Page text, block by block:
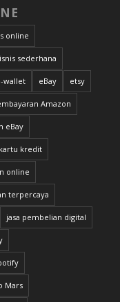
online
sederhana
wallet eBay etsy
Amazon
eBay
kredit
online
terpercaya
jasa pembelian digital
Mars